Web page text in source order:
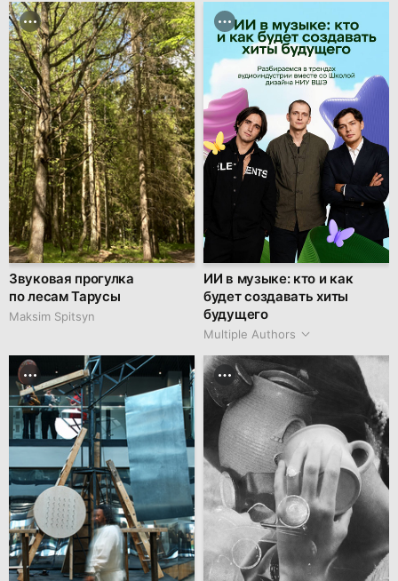
Звуковая прогулка
по лесам Тарусы
Maksim Spitsyn
ИИ в музыке: кто и как
будет создавать хиты
будущего
Multiple Authors